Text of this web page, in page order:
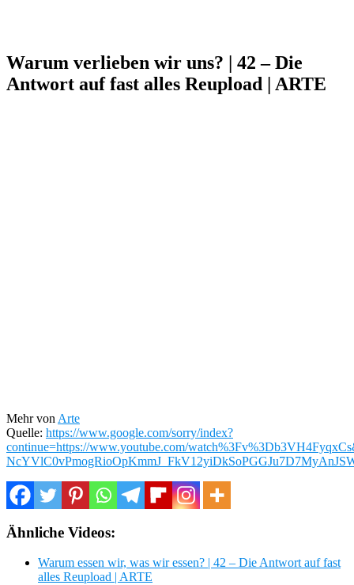
Warum verlieben wir uns? | 42 – Die
Antwort auf fast alles Reupload | ARTE
Mehr von Arte
Quelle: https://www.google.com/sorry/index?
continue=https://www.youtube.com/
Ähnliche Videos:
Warum essen wir, was wir essen? | 42 – Die Antwort auf fast
alles Reupload | ARTE